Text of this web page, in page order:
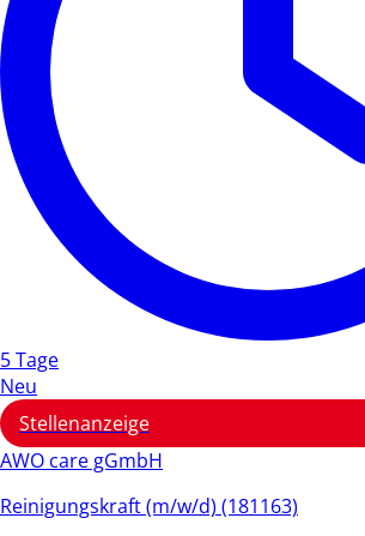
5 Tage
Neu
Stellenanzeige
AWO care gGmbH
Reinigungskraft (m/w/d) (181163)